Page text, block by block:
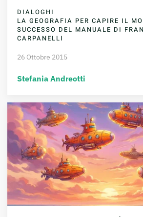
DIALOGHI
LA GEOGRAFIA PER CAPIRE IL
SUCCESSO DEL MANUALE DI
CARPANELLI
26 Ottobre 2015
Stefania Andreotti